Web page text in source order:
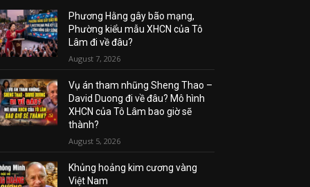
Phương Hằng gây bão mạng,
Phường kiểu mẫu XHCN của Tô
Lâm đi về đâu?
August 7, 2026
Vụ án tham nhũng Sheng Thao –
David Duong đi về đâu? Mô hình
XHCN của Tô Lâm bao giờ sẽ
thành?
August 5, 2026
Khủng hoảng kim cương vàng
Việt Nam